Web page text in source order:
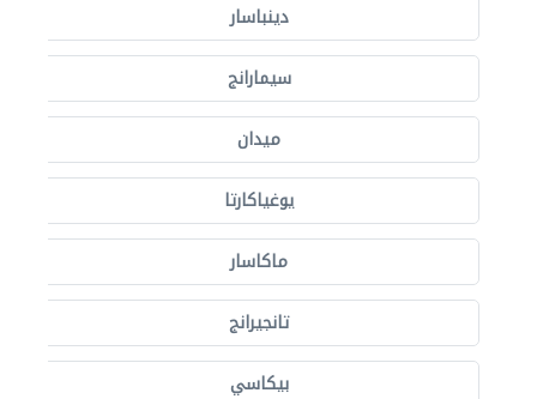
دينباسار
سيمارانج
ميدان
يوغياكارتا
ماكاسار
تانجيرانج
بيكاسي